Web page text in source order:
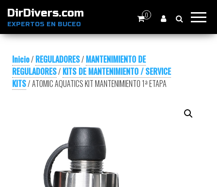
DirDivers.com
EXPERTOS EN BUCEO
0
Inicio/ REGULADORES/ MANTENIMIENTO DE
REGULADORES/ KITS DE MANTENIMIENTO / SERVICE
KITS/ ATOMIC AQUATICS KIT MANTENIMIENTO 1ª ETAPA